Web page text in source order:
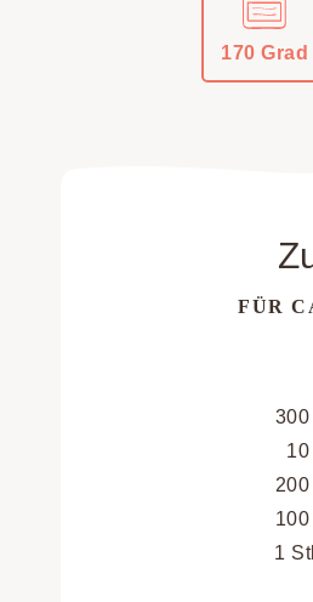
170 Grad
FÜR
300
10
200
100
1